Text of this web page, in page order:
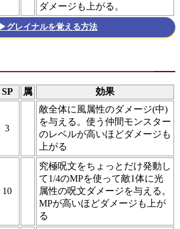
ダメージも上がる。
▶グレイナルを覚える方法
SP 属 効果
3
敵全体に風属性のダメージ(中)
を与える。使う仲間モンスター
のレベルが高いほどダメージも
上がる
10
究極呪文をちょっとだけ発動し
て1/4のMPを使って敵1体に光
属性の呪文ダメージを与える。
MPが高いほどダメージも上が
る